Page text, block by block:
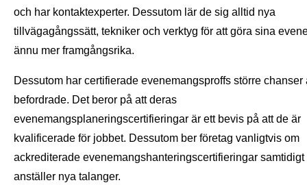
och har kontaktexperter. Dessutom lär de sig alltid nya
tillvägagångssätt, tekniker och verktyg för att göra sina
ännu mer framgångsrika.
Dessutom har certifierade evenemangsproffs större chanser
befordrade. Det beror på att deras
evenemangsplaneringscertifieringar är ett bevis på att de är
kvalificerade för jobbet. Dessutom ber företag vanligtvis om
ackrediterade evenemangshanteringscertifieringar samtidigt
anställer nya talanger.